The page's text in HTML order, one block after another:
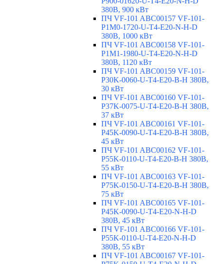
380В, 900 кВт
ПЧ VF-101 ABC00157 VF-101-
P1M0-1720-U-T4-E20-N-H-D
380В, 1000 кВт
ПЧ VF-101 ABC00158 VF-101-
P1M1-1980-U-T4-E20-N-H-D
380В, 1120 кВт
ПЧ VF-101 ABC00159 VF-101-
P30K-0060-U-T4-E20-B-H 380В,
30 кВт
ПЧ VF-101 ABC00160 VF-101-
P37K-0075-U-T4-E20-B-H 380В,
37 кВт
ПЧ VF-101 ABC00161 VF-101-
P45K-0090-U-T4-E20-B-H 380В,
45 кВт
ПЧ VF-101 ABC00162 VF-101-
P55K-0110-U-T4-E20-B-H 380В,
55 кВт
ПЧ VF-101 ABC00163 VF-101-
P75K-0150-U-T4-E20-B-H 380В,
75 кВт
ПЧ VF-101 ABC00165 VF-101-
P45K-0090-U-T4-E20-N-H-D
380В, 45 кВт
ПЧ VF-101 ABC00166 VF-101-
P55K-0110-U-T4-E20-N-H-D
380В, 55 кВт
ПЧ VF-101 ABC00167 VF-101-